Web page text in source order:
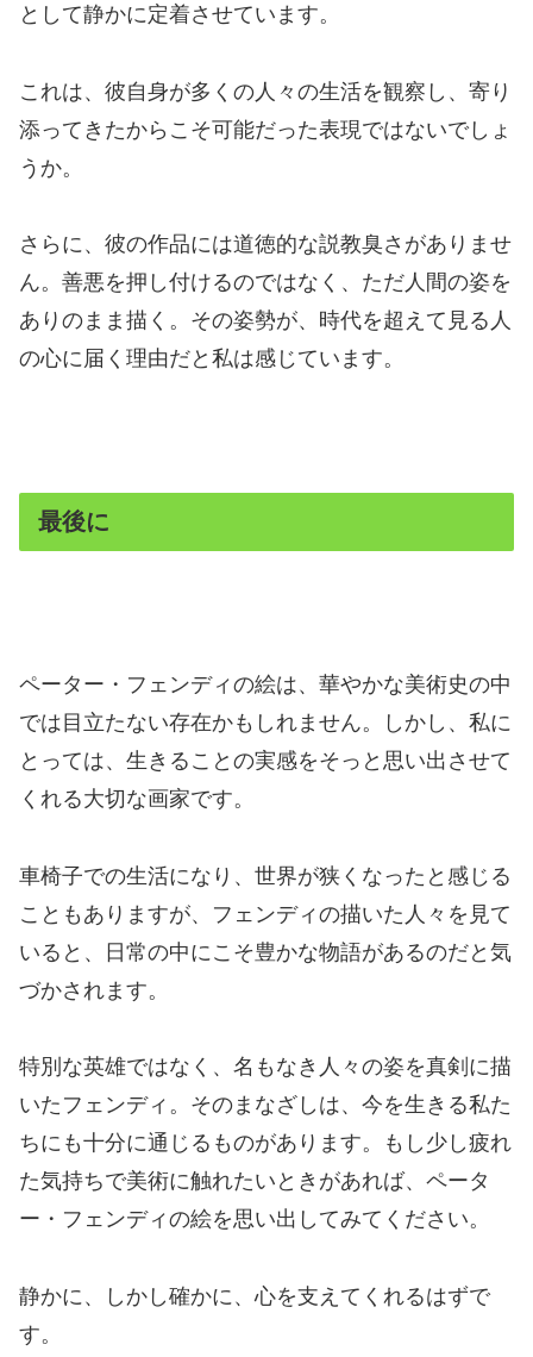
として静かに定着させています。
これは、彼自身が多くの人々の生活を観察し、寄り
添ってきたからこそ可能だった表現ではないでしょ
うか。
さらに、彼の作品には道徳的な説教臭さがありませ
ん。善悪を押し付けるのではなく、ただ人間の姿を
ありのまま描く。その姿勢が、時代を超えて見る人
の心に届く理由だと私は感じています。
最後に
ペーター・フェンディの絵は、華やかな美術史の中
では目立たない存在かもしれません。しかし、私に
とっては、生きることの実感をそっと思い出させて
くれる大切な画家です。
車椅子での生活になり、世界が狭くなったと感じる
こともありますが、フェンディの描いた人々を見て
いると、日常の中にこそ豊かな物語があるのだと気
づかされます。
特別な英雄ではなく、名もなき人々の姿を真剣に描
いたフェンディ。そのまなざしは、今を生きる私た
ちにも十分に通じるものがあります。もし少し疲れ
た気持ちで美術に触れたいときがあれば、ペータ
ー・フェンディの絵を思い出してみてください。
静かに、しかし確かに、心を支えてくれるはずで
す。